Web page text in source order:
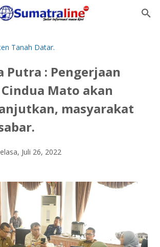
Tanah Datar.
Putra : Pengerjaan
Mato akan
masyarakat
Juli 26, 2022